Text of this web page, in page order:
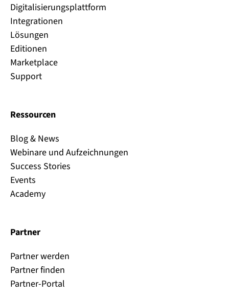
Digitalisierungsplattform
Integrationen
Lösungen
Editionen
Marketplace
Support
Ressourcen
Blog & News
Webinare und Aufzeichnungen
Success Stories
Events
Academy
Partner
Partner werden
Partner finden
Partner-Portal